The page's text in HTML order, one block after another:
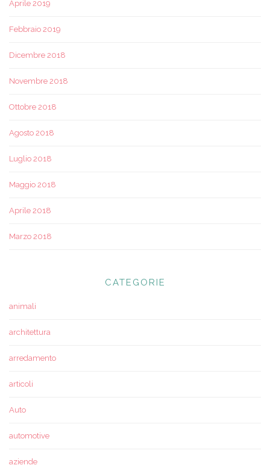
Aprile 2019
Febbraio 2019
Dicembre 2018
Novembre 2018
Ottobre 2018
Agosto 2018
Luglio 2018
Maggio 2018
Aprile 2018
Marzo 2018
CATEGORIE
animali
architettura
arredamento
articoli
Auto
automotive
aziende